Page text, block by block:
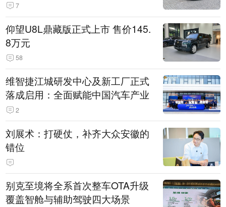
7
仰望U8L鼎藏版正式上市 售价145.
8万元
58
维智捷江城研发中心及新工厂正式
落成启用：全面赋能中国汽车产业
2
刘展术：打硬仗，补齐大众安徽的
错位
别克至境将全系首次整车OTA升级
覆盖智舱与辅助驾驶四大场景